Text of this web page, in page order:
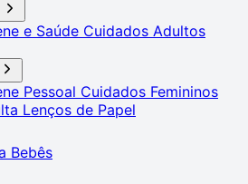
e Saúde Cuidados Adultos
Pessoal Cuidados Femininos
Lenços de Papel
Bebês